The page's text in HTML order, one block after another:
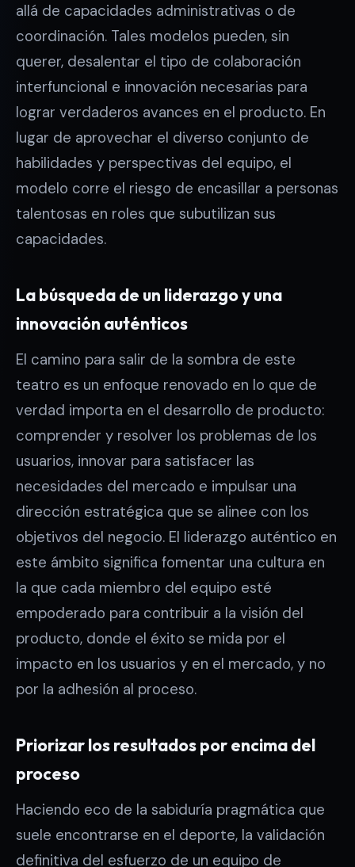
allá de capacidades administrativas o de
coordinación. Tales modelos pueden, sin
querer, desalentar el tipo de colaboración
interfuncional e innovación necesarias para
lograr verdaderos avances en el producto. En
lugar de aprovechar el diverso conjunto de
habilidades y perspectivas del equipo, el
modelo corre el riesgo de encasillar a personas
talentosas en roles que subutilizan sus
capacidades.
La búsqueda de un liderazgo y una
innovación auténticos
El camino para salir de la sombra de este
teatro es un enfoque renovado en lo que de
verdad importa en el desarrollo de producto:
comprender y resolver los problemas de los
usuarios, innovar para satisfacer las
necesidades del mercado e impulsar una
dirección estratégica que se alinee con los
objetivos del negocio. El liderazgo auténtico en
este ámbito significa fomentar una cultura en
la que cada miembro del equipo esté
empoderado para contribuir a la visión del
producto, donde el éxito se mida por el
impacto en los usuarios y en el mercado, y no
por la adhesión al proceso.
Priorizar los resultados por encima del
proceso
Haciendo eco de la sabiduría pragmática que
suele encontrarse en el deporte, la validación
definitiva del esfuerzo de un equipo de